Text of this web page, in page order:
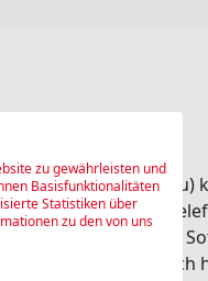
(Standort
Adresse, E-Mail,
auf deren internen
nicht transferiert.
zu gewährleisten und
Basisfunktionalitäten
Statistiken über
zu den von uns